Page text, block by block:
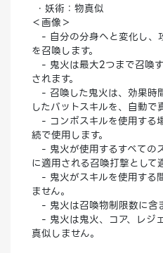
・妖術：物真似
＜画像＞
- 自分の分身へと変化し、
を召喚します。
- 鬼火は最大2つまで召喚
されます。
- 召喚した鬼火は、効果時
したバットスキルを、自動で
- コンボスキルを使用する
続で使用します。
- 鬼火が使用するすべての
に適用される召喚打撃として
- 鬼火がスキルを使用する
ません。
- 鬼火は召喚物制限数に含
- 鬼火は鬼火、コア、レジ
真似しません。